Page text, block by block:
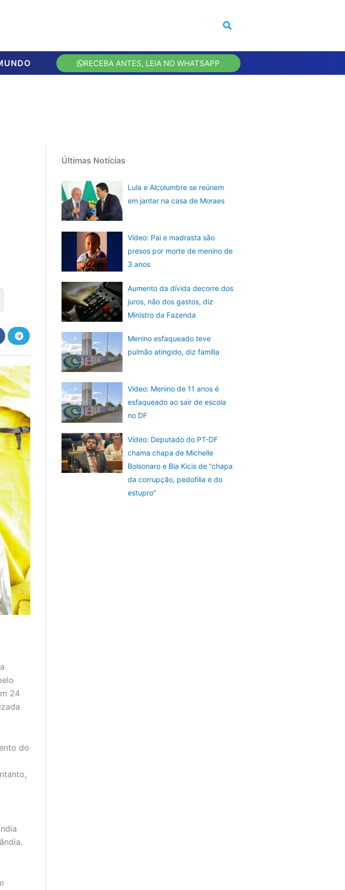
RECEBA ANTES, LEIA NO WHATSAPP
24
do
Últimas Notícias
Lula e Alcolumbre se reúnem
em jantar na casa de Moraes
Vídeo: Pai e madrasta são
presos por morte de menino de
3 anos
Aumento da dívida decorre dos
juros, não dos gastos, diz
Ministro da Fazenda
Menino esfaqueado teve
pulmão atingido, diz família
Vídeo: Menino de 11 anos é
esfaqueado ao sair de escola
no DF
Vídeo: Deputado do PT-DF
chama chapa de Michelle
Bolsonaro e Bia Kicis de “chapa
da corrupção, pedofilia e do
estupro”